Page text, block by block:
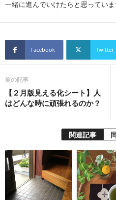
一緒に進んでいけたらと思っていま
Facebook Twitter
前の記事
【２月版見える化シート】人
はどんな時に頑張れるのか？
関連記事